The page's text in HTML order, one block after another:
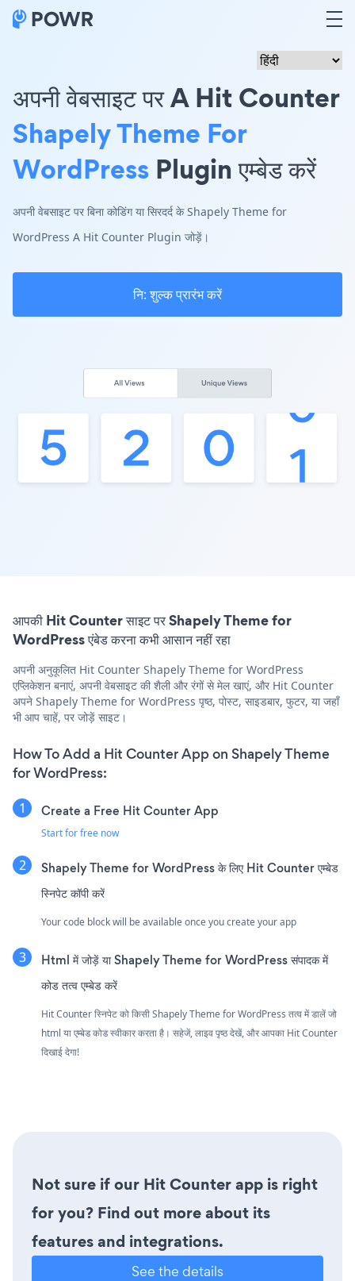
अपनी वेबसाइट पर A Hit Counter
Shapely Theme For
WordPress Plugin एम्बेड करें
अपनी वेबसाइट पर बिना कोडिंग या सिरदर्द के Shapely Theme for
WordPress A Hit Counter Plugin जोड़ें।
नि: शुल्क प्रारंभ करें
आपकी Hit Counter साइट पर Shapely Theme for
WordPress एंबेड करना कभी आसान नहीं रहा
अपनी अनुकूलित Hit Counter Shapely Theme for WordPress
एप्लिकेशन बनाएं, अपनी वेबसाइट की शैली और रंगों से मेल खाएं, और Hit Counter
अपने Shapely Theme for WordPress पृष्ठ, पोस्ट, साइडबार, फुटर, या जहाँ
भी आप चाहें, पर जोड़ें साइट।
How To Add a Hit Counter App on Shapely Theme
for WordPress:
Create a Free Hit Counter App
Start for free now
Shapely Theme for WordPress के लिए Hit Counter एम्बेड
स्निपेट कॉपी करें
Your code block will be available once you create your app
Html में जोड़ें या Shapely Theme for WordPress संपादक में
कोड तत्व एम्बेड करें
Hit Counter स्निपेट को किसी Shapely Theme for WordPress तत्व में डालें जो
html या एम्बेड कोड स्वीकार करता है। सहेजें, लाइव पृष्ठ देखें, और आपका Hit Counter
दिखाई देगा!
Not sure if our Hit Counter app is right
for you? Find out more about its
features and integrations.
See the details